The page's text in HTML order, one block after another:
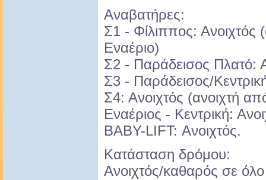
Αναβατήρες:
Σ1 - Φίλιππος: Ανοιχτός
Εναέριο)
Σ2 - Παράδεισος Πλατό:
Σ3 - Παράδεισος/
Σ4: Ανοιχτός (ανοιχτή
Εναέριος - Κεντρική:
BABY-LIFT: Ανοιχτός.
Κατάσταση δρόμου:
Ανοιχτός/καθαρός σε